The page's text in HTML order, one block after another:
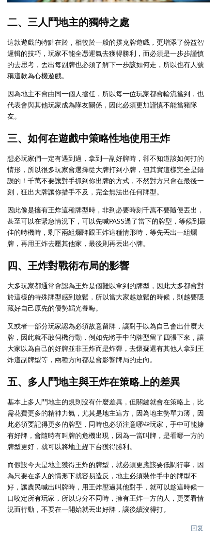
二、三人鬥地主的獨特之處
這款遊戲的特點在於，相較於一般的撲克牌遊戲，更增添了份益智
邏輯的技巧，玩家不能全憑運氣去獲得勝利，而必須是一步步謹慎
的去思考，丟出每副牌也必須了解下一步該如何走，所以也有人號
稱這款為心機遊戲。
因為地主不會由同一個人擔任，所以每一位玩家都會輪流當到，也
代表會與其他玩家成為隊友關係，因此必須更加謹慎不能當豬隊
友。
三、如何在遊戲中策略性地使用王炸
想必玩家們一定有遇到過，拿到一副好牌時，卻不知道該如何打的
情形，所以很多玩家會選擇從大牌打到小牌，但其實這樣完全是錯
誤的！千萬不要讓對手抓到你出牌的方式，不然對方只會在最後一
刻，狂出大牌讓你措手不及，完全無法出任何牌型。
因此像是擁有王炸這種牌型時，非到必要時刻千萬不要隨便丟出，
甚至可以在緊急情況下，可以先喊PASS過了當下的牌型，等候到最
佳的時機時，剩下兩組爛牌跟王炸這種情形時，等先丟出一組爛
牌，再用王炸去壓其他家，最後則再丟出小牌。
四、王炸對戰術布局的影響
大多玩家都通常會認為王炸是個難以拿到的牌型，因此大多都會對
於這樣的特殊牌型感到放鬆，所以當大家越放鬆的時候，則越要隱
藏好自己原先的優勢韜光養晦。
又或者一部分玩家認為必須故意留牌，讓對手以為自己會出什麼大
牌，因此就不敢伺機行動，例如先將手中的牌型留了四張下來，讓
大家以為自己的好牌並非王炸而是炸彈，去懷疑還有其他人拿到王
炸這副牌型等，兩種方向都是會影響牌局的走向。
五、多人鬥地主與王炸在策略上的差異
基本上多人鬥地主的規則沒有什麼差異，但關鍵就會在策略上，比
需花費更多的精神力氣，尤其是地主這方，因為地主勢單力薄，因
此必須要記得更多的牌型，同時也必須注意哪些玩家，手中可能擁
有好牌，會隨時有叫牌的危機出現，因為一當叫牌，是看哪一方的
牌型更好，就可以將地主趕下台獲得勝利。
而假設今天是地主獲得王炸的牌型，就必須更應該要低調行事，因
為只要在多人的情形下就容易造反，地主必須裝作手中的牌型不
好，讓農民喊出叫牌時，用王炸壓過其他對手，就可以趁這時候一
口咬定所有玩家，所以身分不同時，擁有王炸一方的人，更要看情
況而行動，不要在一開始就丟出好牌，讓後續沒得打。
回复